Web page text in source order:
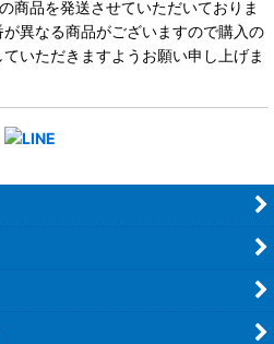
商品を発送させていただいておりま
異なる商品がございますので購入の
いただきますようお願い申し上げま